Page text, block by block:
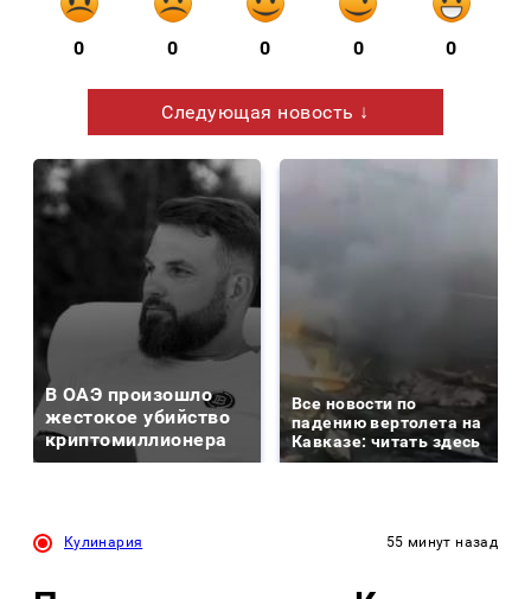
0 0 0 0 0
Следующая новость ↓
В ОАЭ произошло
жестокое убийство
криптомиллионера
Все новости по
падению вертолета на
Кавказе: читать здесь
Кулинария 55 минут назад